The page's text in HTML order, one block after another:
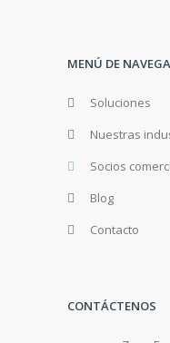
MENÚ DE
Soluciones
Nuestras
Socios
Blog
Contacto
CONTÁCTENOS